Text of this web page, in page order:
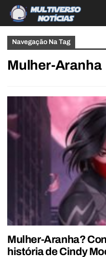
Navegação Na Tag
Mulher-Aranha
Mulher-Aranha?
história de Cindy